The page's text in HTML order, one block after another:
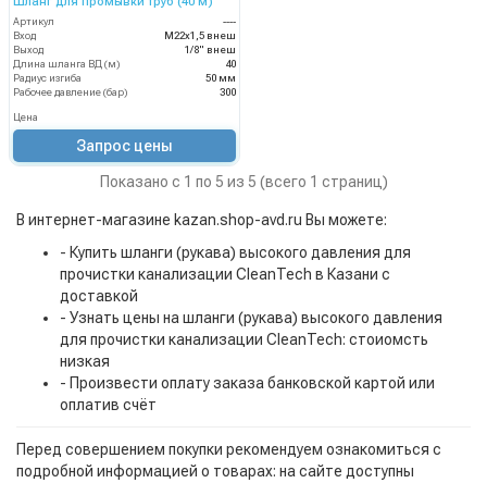
Артикул
----
Вход
М22х1,5 внеш
Выход
1/8" внеш
Длина шланга ВД (м)
40
Радиус изгиба
50 мм
Рабочее давление (бар)
300
Цена
Запрос цены
Показано с 1 по 5 из 5 (всего 1 страниц)
В интернет-магазине kazan.shop-avd.ru Вы можете:
- Купить шланги (рукава) высокого давления для
прочистки канализации CleanTech в Казани с
доставкой
- Узнать цены на шланги (рукава) высокого давления
для прочистки канализации CleanTech: стоиомсть
низкая
- Произвести оплату заказа банковской картой или
оплатив счёт
Перед совершением покупки рекомендуем ознакомиться с
подробной информацией о товарах: на сайте доступны